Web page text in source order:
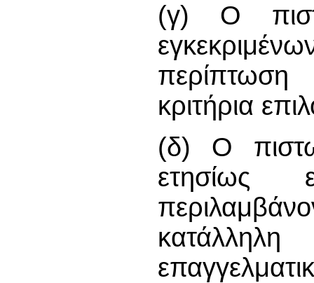
(γ) Ο
κριτήρια
(δ) Ο
ετησίως